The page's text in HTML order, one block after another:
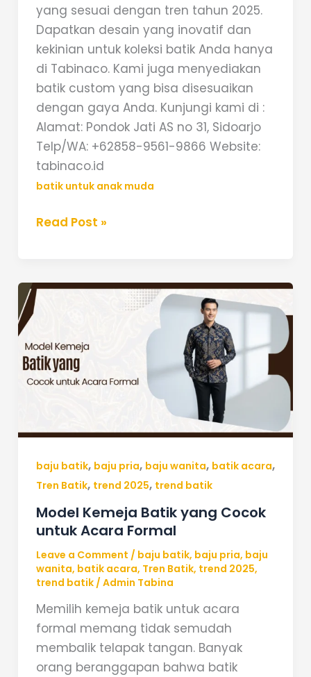
yang sesuai dengan tren tahun 2025.
Dapatkan desain yang inovatif dan
kekinian untuk koleksi batik Anda hanya
di Tabinaco. Kami juga menyediakan
batik custom yang bisa disesuaikan
dengan gaya Anda. Kunjungi kami di :
Alamat: Pondok Jati AS no 31, Sidoarjo
Telp/WA: +62858-9561-9866 Website:
tabinaco.id
batik untuk anak muda
Read Post »
baju batik, baju pria, baju wanita, batik acara,
Tren Batik, trend 2025, trend batik
Model Kemeja Batik yang Cocok
untuk Acara Formal
Leave a Comment / baju batik, baju pria, baju
wanita, batik acara, Tren Batik, trend 2025,
trend batik/ Admin Tabina
Memilih kemeja batik untuk acara
formal memang tidak semudah
membalik telapak tangan. Banyak
orang beranggapan bahwa batik
Model
yang
Cocok
untuk
Formal